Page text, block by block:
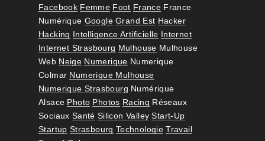
Facebook Femme Foot France France
Numérique Google Grand Est Hacker
Hacking Intelligence Artificielle Internet
Internet Strasbourg Mulhouse Mulhouse
Web Neige Numerique Numerique
Colmar Numerique Mulhouse
Numerique Strasbourg Numérique
Alsace Photo Photos Racing Réseaux
Sociaux Santé Silicon Valley Start-Up
Startup Strasbourg Technologie Travail